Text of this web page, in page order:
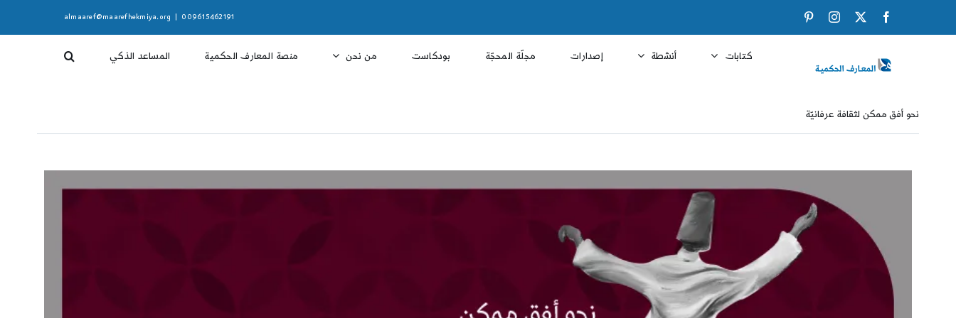
Facebook
X
Instagram
009615462191
almaaref@maarefhekmiya.org
كتابات أنشطة إصدارات مجلّة المحجّة بودكاست من نحن منصة المعارف الحكمية المساعد الذكي
نحو أفق ممكن لثقافة عرفانيّة